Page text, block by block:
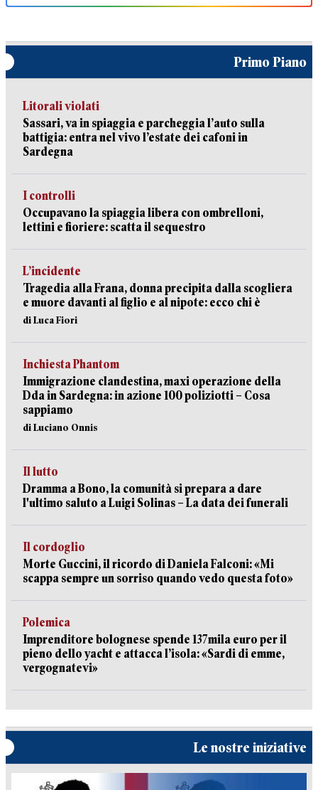
Primo Piano
Litorali violati
Sassari, va in spiaggia e parcheggia l’auto sulla
battigia: entra nel vivo l’estate dei cafoni in
Sardegna
I controlli
Occupavano la spiaggia libera con ombrelloni,
lettini e fioriere: scatta il sequestro
L’incidente
Tragedia alla Frana, donna precipita dalla scogliera
e muore davanti al figlio e al nipote: ecco chi è
di Luca Fiori
Inchiesta Phantom
Immigrazione clandestina, maxi operazione della
Dda in Sardegna: in azione 100 poliziotti – Cosa
sappiamo
di Luciano Onnis
Il lutto
Dramma a Bono, la comunità si prepara a dare
l'ultimo saluto a Luigi Solinas – La data dei funerali
Il cordoglio
Morte Guccini, il ricordo di Daniela Falconi: «Mi
scappa sempre un sorriso quando vedo questa foto»
Polemica
Imprenditore bolognese spende 137mila euro per il
pieno dello yacht e attacca l’isola: «Sardi di emme,
vergognatevi»
Le nostre iniziative